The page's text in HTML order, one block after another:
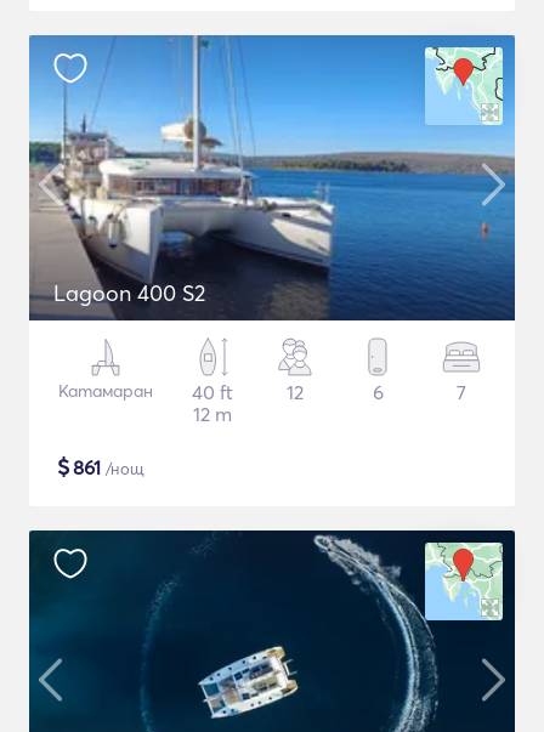
Lagoon 400 S2
Катамаран
40 ft
12 m
12 6 7
$861 /нощ